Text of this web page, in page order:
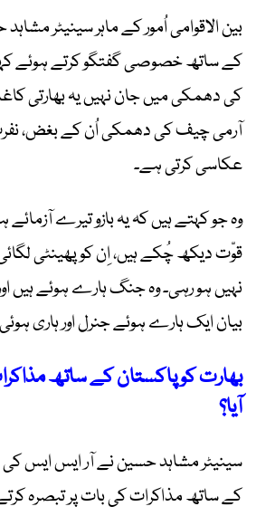
بین الاقوامی اُمور کے ماہر سینیٹر
کے ساتھ خصوصی گفتگو کرتے ہوئے
کی دھمکی میں جان نہیں یہ بھارتی
آرمی چیف کی دھمکی اُن کے بغض،
عکاسی کرتی ہے۔
وہ جو کہتے ہیں کہ یہ بازو تیرے
قوّت دیکھ چُکے ہیں، اِن کو پھینٹی
نہیں ہو رہی۔ وہ جنگ ہارے ہوئے ہیں
بیان ایک ہارے ہوئے جنرل اور ہاری
بھارت کو پاکستان کے ساتھ
آیا؟
سینیٹر مشاہد حسین نے آر ایس ایس
کے ساتھ مذاکرات کی بات پر تبصرہ